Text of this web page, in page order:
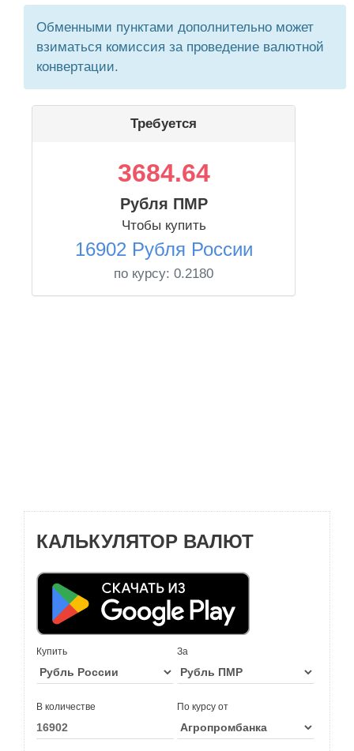
Обменными пунктами дополнительно может
взиматься комиссия за проведение валютной
конвертации.
Требуется
3684.64
Рубля ПМР
Чтобы купить
16902 Рубля России
по курсу: 0.2180
КАЛЬКУЛЯТОР ВАЛЮТ
Купить За
В количестве По курсу от